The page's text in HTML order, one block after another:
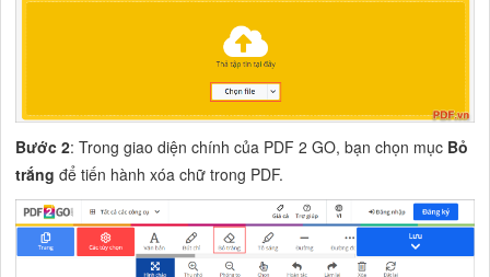
Bước 2: Trong giao diện chính của PDF 2 GO, bạn chọn mục Bỏ
trắng để tiến hành xóa chữ trong PDF.